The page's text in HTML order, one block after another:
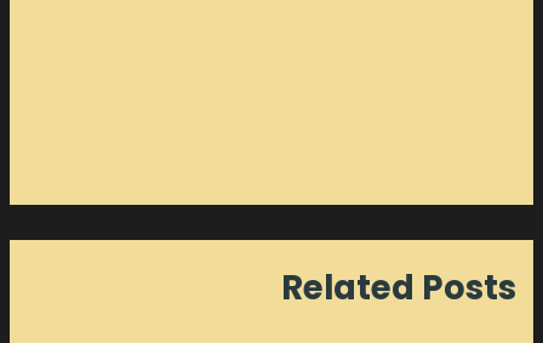
Related Posts